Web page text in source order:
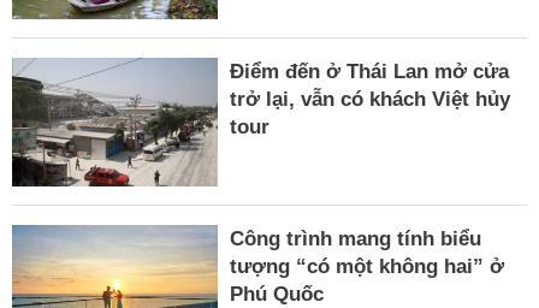
Điểm đến ở Thái Lan mở cửa
trở lại, vẫn có khách Việt hủy
tour
Công trình mang tính biểu
tượng “có một không hai” ở
Phú Quốc